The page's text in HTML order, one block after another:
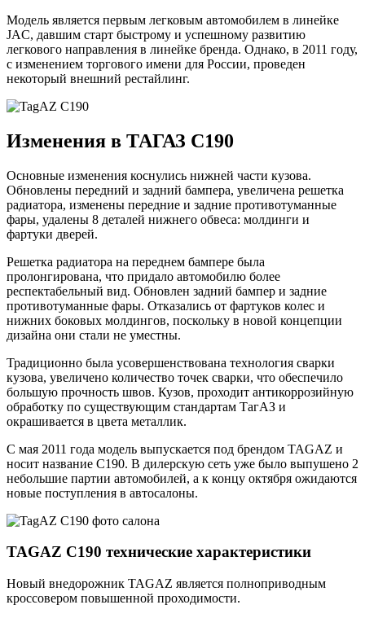
Модель является первым легковым автомобилем в линейке
JAC, давшим старт быстрому и успешному развитию
легкового направления в линейке бренда. Однако, в 2011 году,
с изменением торгового имени для России, проведен
некоторый внешний рестайлинг.
Изменения в ТАГАЗ C190
Основные изменения коснулись нижней части кузова.
Обновлены передний и задний бампера, увеличена решетка
радиатора, изменены передние и задние противотуманные
фары, удалены 8 деталей нижнего обвеса: молдинги и
фартуки дверей.
Решетка радиатора на переднем бампере была
пролонгирована, что придало автомобилю более
респектабельный вид. Обновлен задний бампер и задние
противотуманные фары. Отказались от фартуков колес и
нижних боковых молдингов, поскольку в новой концепции
дизайна они стали не уместны.
Традиционно была усовершенствована технология сварки
кузова, увеличено количество точек сварки, что обеспечило
большую прочность швов. Кузов, проходит антикоррозийную
обработку по существующим стандартам ТагАЗ и
окрашивается в цвета металлик.
С мая 2011 года модель выпускается под брендом TAGAZ и
носит название C190. В дилерскую сеть уже было выпушено 2
небольшие партии автомобилей, а к концу октября ожидаются
новые поступления в автосалоны.
TAGAZ C190 технические характеристики
Новый внедорожник TAGAZ является полноприводным
кроссовером повышенной проходимости.